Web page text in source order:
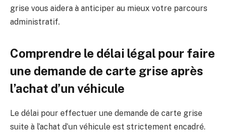
grise vous aidera à anticiper au mieux votre parcours
administratif.
Comprendre le délai légal pour faire
une demande de carte grise après
l’achat d’un véhicule
Le délai pour effectuer une demande de carte grise
suite à l’achat d’un véhicule est strictement encadré.